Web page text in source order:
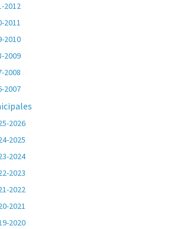
2012
2011
2010
2009
2008
2007
2026
2025
2024
2023
2022
2021
2020